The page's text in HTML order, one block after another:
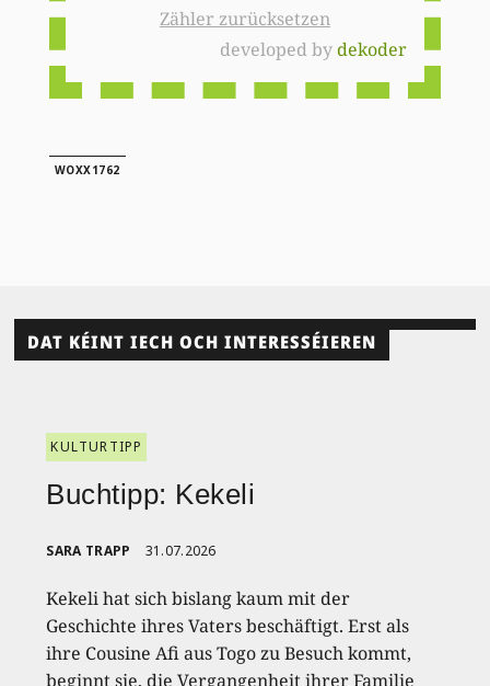
Zähler zurücksetzen
developed bydekoder
WOXX1762
DAT KÉINT IECH OCH INTERESSÉIEREN
KULTURTIPP
Buchtipp: Kekeli
SARA TRAPP 31.07.2026
Kekeli hat sich bislang kaum mit der
Geschichte ihres Vaters beschäftigt. Erst als
ihre Cousine Afi aus Togo zu Besuch kommt,
beginnt sie, die Vergangenheit ihrer Familie